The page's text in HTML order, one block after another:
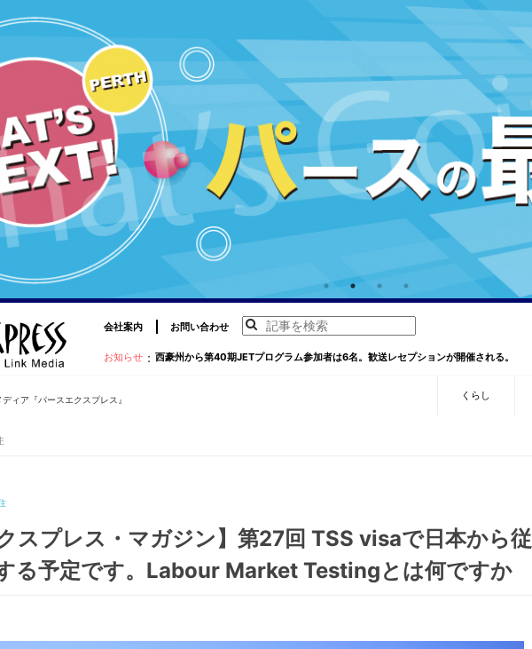
会社案内 お問い合わせ
お知らせ ： 西豪州から第40期JETプログラム参加者は6名。歓送レセプションが開催される。
ィア『パースエクスプレス』 くらし
スプレス・マガジン】第27回 TSS visaで日本から従
る予定です。Labour Market Testingとは何ですか